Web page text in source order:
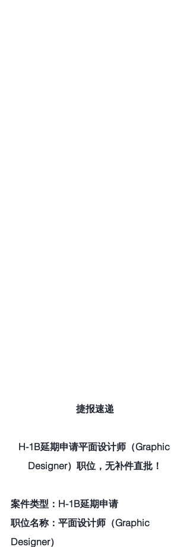
捷报速递
H-1B延期申请平面设计师（Graphic
Designer）职位，无补件直批！
案件类型：H-1B延期申请
职位名称：平面设计师（Graphic
Designer）